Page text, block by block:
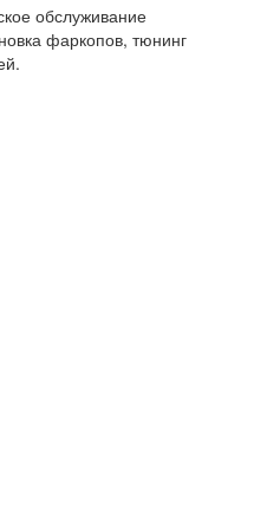
обслуживание
фаркопов, тюнинг